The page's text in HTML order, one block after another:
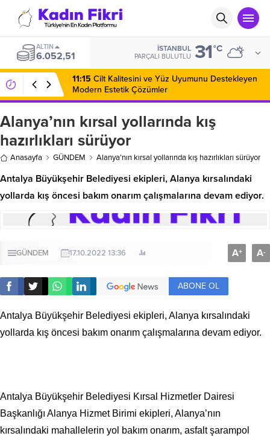
ALTIN
6.052,51
İSTANBUL
PARÇALI BULUTLU 31°C
11:15 Cilt Kalitesini ve Yüz Uyumunu Destekleyen
Modern Estetik Çözümler
Alanya’nın kırsal yollarında kış
hazırlıkları sürüyor
Anasayfa GÜNDEM Alanya’nın kırsal yollarında kış hazırlıkları sürüyor
Antalya Büyükşehir Belediyesi ekipleri, Alanya kırsalındaki
yollarda kış öncesi bakım onarım çalışmalarına devam ediyor.
GÜNDEM 17.10.2022 13:36 A+ A-
ABONE OL
Antalya Büyükşehir Belediyesi ekipleri, Alanya kırsalındaki
yollarda kış öncesi bakım onarım çalışmalarına devam ediyor.
Antalya Büyükşehir Belediyesi Kırsal Hizmetler Dairesi
Başkanlığı Alanya Hizmet Birimi ekipleri, Alanya’nın
kırsalındaki mahallelerin yol bakım onarım, asfalt şarampol